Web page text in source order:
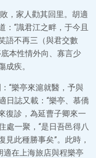
，家人勸其回里。胡適
：“識君江之畔，于今且
語不再三（與君交數
本性情外向、寡言少
成疾。
“樂亭來滬就醫，予與
日誌又載：“樂亭、慕僑
復診，為延曹子卿來一
處一聚，“是日吾邑得八
此種勝事矣”。此時，
在上海旅店與程樂亭